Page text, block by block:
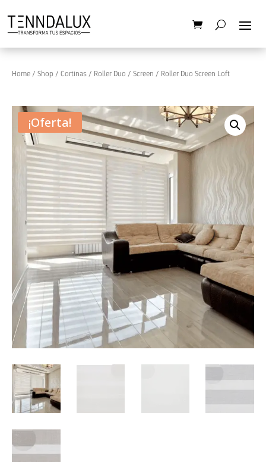
Home / Shop / Cortinas / Roller Duo / Screen / Roller Duo Screen Loft
¡Oferta!